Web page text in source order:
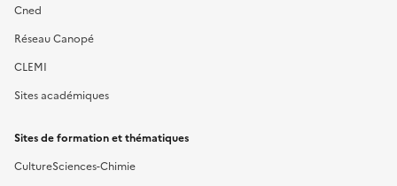
Cned
Réseau Canopé
CLEMI
Sites académiques
Sites de formation et thématiques
CultureSciences-Chimie